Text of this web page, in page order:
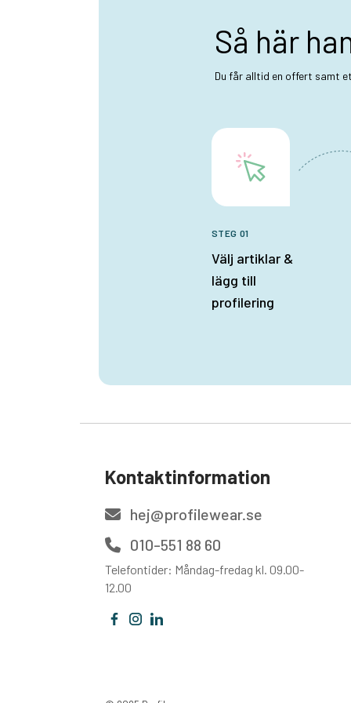
Så här
Du får alltid en offert samt
STEG 01
Välj artiklar &
lägg till
profilering
Kontaktinformation
hej@profilewear.se
010-551 88 60
Telefontider: Måndag-fredag kl. 09.00-
12.00